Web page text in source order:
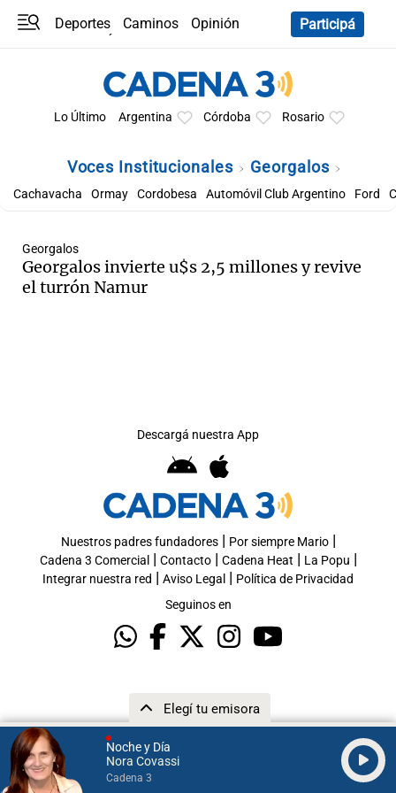
Noche y Día
Nora Covassi
Cadena 3
Elegí tu emisora
Deportes Caminos
Opinión
Participá
Lo Último Argentina Córdoba Rosario
Voces Institucionales Georgalos
Cachavacha Ormay Cordobesa Automóvil Club Argentino Ford
Georgalos
Georgalos invierte u$s 2,5 millones y revive
el turrón Namur
Descargá nuestra App
Nuestros padres fundadores| Por siempre Mario|
Cadena 3 Comercial | Contacto| Cadena Heat | La Popu |
Integrar nuestra red | Aviso Legal | Política de Privacidad
Seguinos en